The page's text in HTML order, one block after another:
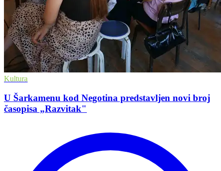
Kultura
U Šarkamenu kod Negotina predstavljen novi broj
časopisa „Razvitak"